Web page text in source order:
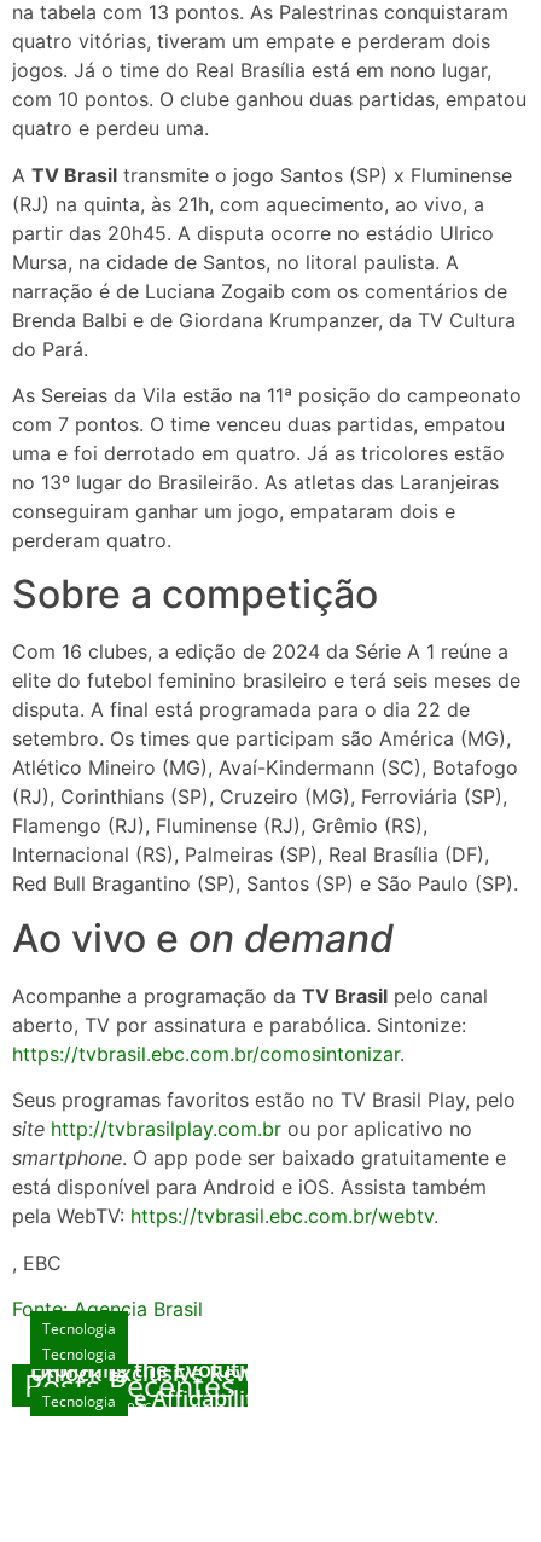
na tabela com 13 pontos. As Palestrinas conquistaram
quatro vitórias, tiveram um empate e perderam dois
jogos. Já o time do Real Brasília está em nono lugar,
com 10 pontos. O clube ganhou duas partidas, empatou
quatro e perdeu uma.
A TV Brasil transmite o jogo Santos (SP) x Fluminense
(RJ) na quinta, às 21h, com aquecimento, ao vivo, a
partir das 20h45. A disputa ocorre no estádio Ulrico
Mursa, na cidade de Santos, no litoral paulista. A
narração é de Luciana Zogaib com os comentários de
Brenda Balbi e de Giordana Krumpanzer, da TV Cultura
do Pará.
As Sereias da Vila estão na 11ª posição do campeonato
com 7 pontos. O time venceu duas partidas, empatou
uma e foi derrotado em quatro. Já as tricolores estão
no 13º lugar do Brasileirão. As atletas das Laranjeiras
conseguiram ganhar um jogo, empataram dois e
perderam quatro.
Sobre a competição
Com 16 clubes, a edição de 2024 da Série A 1 reúne a
elite do futebol feminino brasileiro e terá seis meses de
disputa. A final está programada para o dia 22 de
setembro. Os times que participam são América (MG),
Atlético Mineiro (MG), Avaí-Kindermann (SC), Botafogo
(RJ), Corinthians (SP), Cruzeiro (MG), Ferroviária (SP),
Flamengo (RJ), Fluminense (RJ), Grêmio (RS),
Internacional (RS), Palmeiras (SP), Real Brasília (DF),
Red Bull Bragantino (SP), Santos (SP) e São Paulo (SP).
Ao vivo e on demand
Acompanhe a programação da TV Brasil pelo canal
aberto, TV por assinatura e parabólica. Sintonize:
https://tvbrasil.ebc.com.br/comosintonizar.
Seus programas favoritos estão no TV Brasil Play, pelo
site http://tvbrasilplay.com.br ou por aplicativo no
smartphone. O app pode ser baixado gratuitamente e
está disponível para Android e iOS. Assista também
pela WebTV: https://tvbrasil.ebc.com.br/webtv.
, EBC
Fonte: Agencia Brasil
Posts Recentes
Tecnologia
Exploring the Evolution of Online Slot Games
agosto 7, 2026
Tecnologia
Unlock Exclusive Rewards at The Big Dog
House
Tecnologia
Sicurezza e Affidabilità di Mr Nulls Wicked
Wares
Tecnologia